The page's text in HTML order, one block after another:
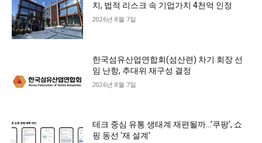
치, 법적 리스크 속 기업가치 4천억 인정
2026년 8월 7일
한국섬유산업연합회(섬산련) 차기 회장 선
임 난항, 추대위 재구성 결정
2026년 8월 7일
테크 중심 유통 생태계 재편될까…’쿠팡’, 쇼
핑 동선 ‘재 설계’